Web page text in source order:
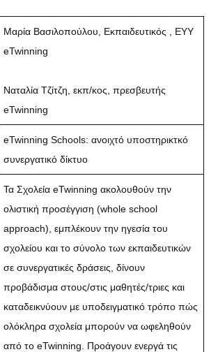
Μαρία Βασιλοπούλου, Εκπαιδευτικός , ΕΥΥ
eTwinning
Ναταλία Τζίτζη, εκπ/κος, πρεσβευτής
eTwinning
eTwinning Schools: ανοιχτό υποστηρικτκό
συνεργατικό δίκτυο
Τα Σχολεία eTwinning ακολουθούν την
ολιστική προσέγγιση (whole school
approach), εμπλέκουν την ηγεσία του
σχολείου και το σύνολο των εκπαιδευτικών
σε συνεργατικές δράσεις, δίνουν
προβάδισμα στους/στις μαθητές/τριες και
καταδεικνύουν με υποδειγματικό τρόπο πώς
ολόκληρα σχολεία μπορούν να ωφεληθούν
από το eTwinning. Προάγουν ενεργά τις